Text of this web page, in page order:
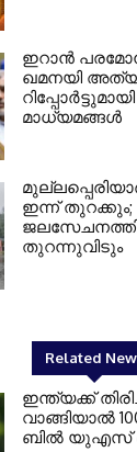
ഇറാന്‍
ഖമനയി
മാധ്യമങ്ങള്‍
ഇന്ന് തുറക്കും;
തുറന്നുവിടും
Related
ഇന്ത്യക്ക്
വാങ്ങിയാല്‍
ബില്‍ യുഎസ്